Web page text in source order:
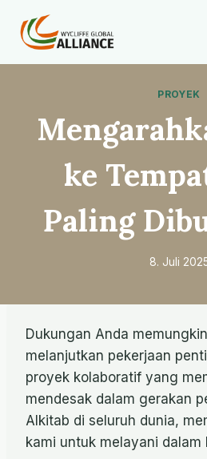
content
PROYEK
ke
Paling
8. Juli
Dukungan Anda
melanjutkan pekerjaan
proyek kolaboratif yang
mendesak dalam gerakan
Alkitab di seluruh dunia,
kami untuk melayani dalam